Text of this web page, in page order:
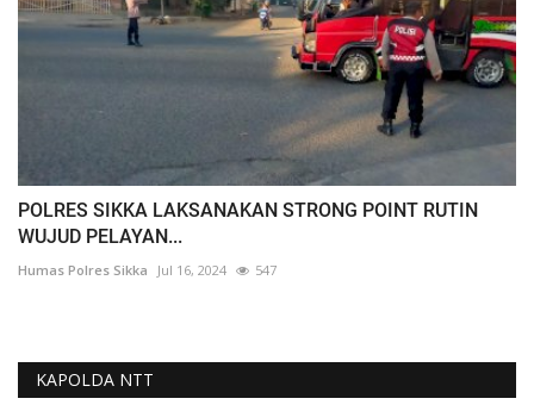
POLRES SIKKA LAKSANAKAN STRONG POINT RUTIN
WUJUD PELAYAN...
Humas Polres Sikka Jul 16, 2024 547
KAPOLDA NTT